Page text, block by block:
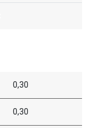
0,30
0,30